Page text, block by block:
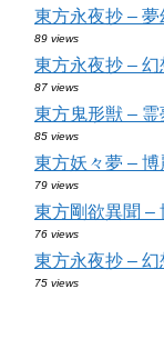
東方永夜抄 –
89 views
東方永夜抄 –
87 views
東方鬼形獣 –
85 views
東方妖々夢 –
79 views
東方剛欲異聞 –
76 views
東方永夜抄 –
75 views